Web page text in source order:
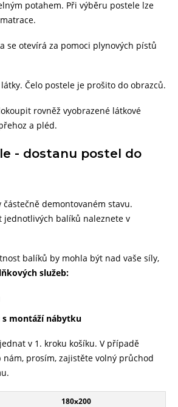
potahem. Při výběru postele lze
se otevírá za pomoci plynových pístů
Čelo postele je prošito do obrazců.
rovněž vyobrazené látkové
a pléd.
- dostanu postel do
částečně demontovaném stavu.
jednotlivých balíků naleznete v
balíků by mohla být nad vaše síly,
služeb:
montáží nábytku
v 1. kroku košíku. V případě
prosím, zajistěte volný průchod
180x200